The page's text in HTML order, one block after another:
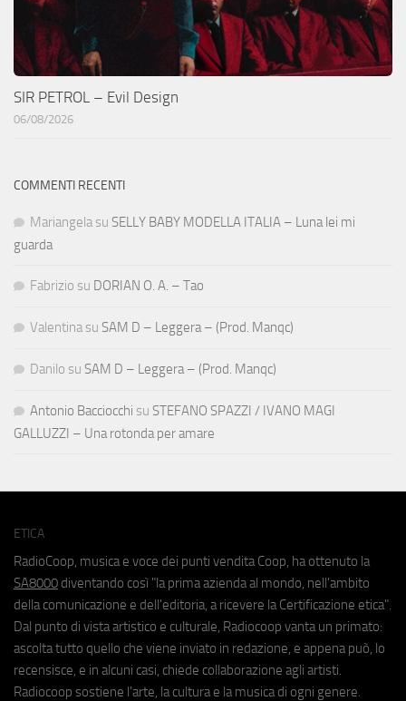
SIR PETROL – Evil Design
06/08/2026
COMMENTI RECENTI
Mariangela su SELLY BABY MODELLA ITALIA – Luna lei mi
guarda
Fabrizio su DORIAN O. A. – Tao
Valentina su SAM D – Leggera – (Prod. Manqc)
Danilo su SAM D – Leggera – (Prod. Manqc)
Antonio Bacciocchi su STEFANO SPAZZI / IVANO MAGI
GALLUZZI – Una rotonda per amare
ETICA
RadioCoop, musica e voce dei punti vendita Coop, ha ottenuto la
SA8000 diventando così "la prima azienda al mondo, nell'ambito
della comunicazione e dell'editoria, a ricevere la Certificazione etica".
Dal punto di vista artistico e culturale, Radiocoop vanta un primato:
ascolta tutto quello che viene inviato in redazione, e appena può, lo
recensisce, e in alcuni casi, chiede collaborazione agli artisti.
Radiocoop sostiene l'arte, la cultura e la musica di ogni genere.